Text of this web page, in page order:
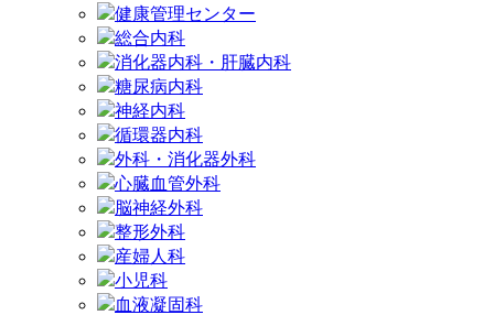
健康管理センター
総合内科
消化器内科・肝臓内科
糖尿病内科
神経内科
循環器内科
外科・消化器外科
心臓血管外科
脳神経外科
整形外科
産婦人科
小児科
血液凝固科